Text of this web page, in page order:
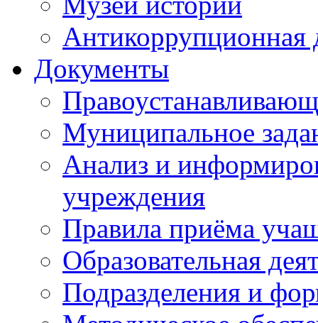
Антикоррупционная
Документы
Муниципальное
Анализ и
учреждения
Правила приёма
Образовательная
Подразделения и